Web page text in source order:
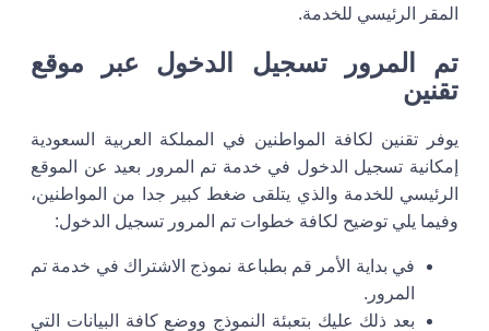
المقر الرئيسي للخدمة.
تم المرور تسجيل الدخول عبر موقع
تقنين
يوفر تقنين لكافة المواطنين في المملكة العربية السعودية
إمكانية تسجيل الدخول في خدمة تم المرور بعيد عن الموقع
الرئيسي للخدمة والذي يتلقى ضغط كبير جدا من المواطنين،
وفيما يلي توضيح لكافة خطوات تم المرور تسجيل الدخول:
في بداية الأمر قم بطباعة نموذج الاشتراك في خدمة تم
المرور.
بعد ذلك عليك بتعبئة النموذج ووضع كافة البيانات التي